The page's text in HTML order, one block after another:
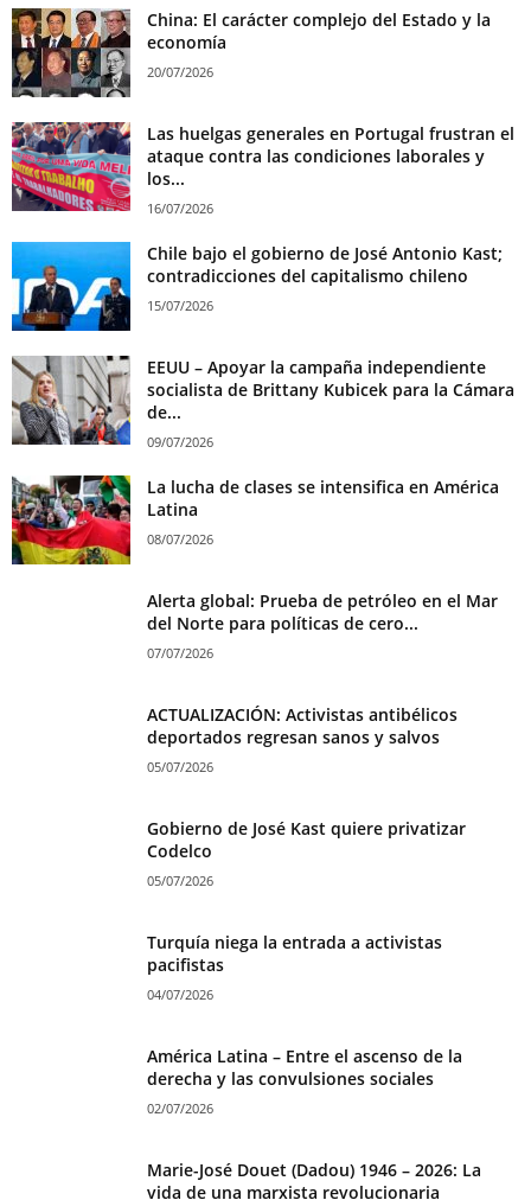
China: El carácter complejo del Estado y la
economía
20/07/2026
Las huelgas generales en Portugal frustran el
ataque contra las condiciones laborales y
los...
16/07/2026
Chile bajo el gobierno de José Antonio Kast;
contradicciones del capitalismo chileno
15/07/2026
EEUU – Apoyar la campaña independiente
socialista de Brittany Kubicek para la Cámara
de...
09/07/2026
La lucha de clases se intensifica en América
Latina
08/07/2026
Alerta global: Prueba de petróleo en el Mar
del Norte para políticas de cero...
07/07/2026
ACTUALIZACIÓN: Activistas antibélicos
deportados regresan sanos y salvos
05/07/2026
Gobierno de José Kast quiere privatizar
Codelco
05/07/2026
Turquía niega la entrada a activistas
pacifistas
04/07/2026
América Latina – Entre el ascenso de la
derecha y las convulsiones sociales
02/07/2026
Marie-José Douet (Dadou) 1946 – 2026: La
vida de una marxista revolucionaria